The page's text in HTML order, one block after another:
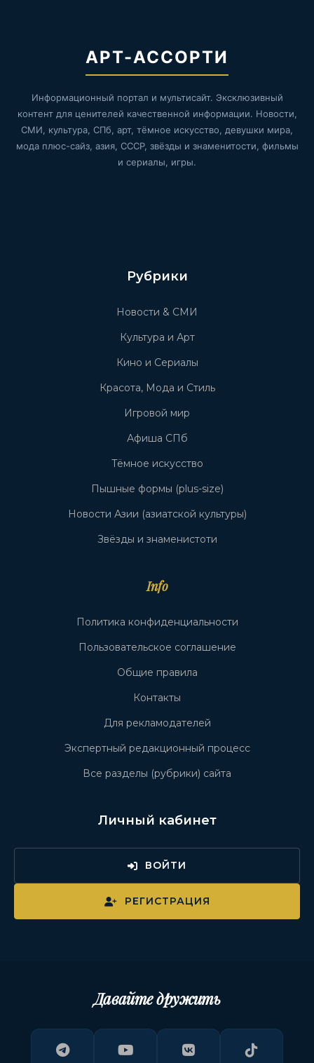
АРТ-АССОРТИ
Информационный портал и мультисайт. Эксклюзивный
контент для ценителей качественной информации. Новости,
СМИ, культура, СПб, арт, тёмное искусство, девушки мира,
мода плюс-сайз, азия, СССР, звёзды и знаменитости, фильмы
и сериалы, игры.
Рубрики
Новости & СМИ
Культура и Арт
Кино и Сериалы
Красота, Мода и Стиль
Игровой мир
Афиша СПб
Тёмное искусство
Пышные формы (plus-size)
Новости Азии (азиатской культуры)
Звёзды и знаменистоти
Info
Политика конфиденциальности
Пользовательское соглашение
Общие правила
Контакты
Для рекламодателей
Экспертный редакционный процесс
Все разделы (рубрики) сайта
Личный кабинет
ВОЙТИ
РЕГИСТРАЦИЯ
Давайте дружить